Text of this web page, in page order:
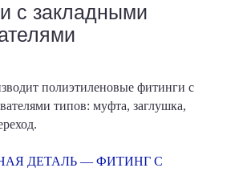
с закладными
полиэтиленовые фитинги с
типов: муфта, заглушка,
ДЕТАЛЬ — ФИТИНГ С